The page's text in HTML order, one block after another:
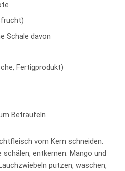
Schale davon
Fertigprodukt)
Beträufeln
vom Kern schneiden.
schälen, entkernen. Mango und
putzen, waschen,